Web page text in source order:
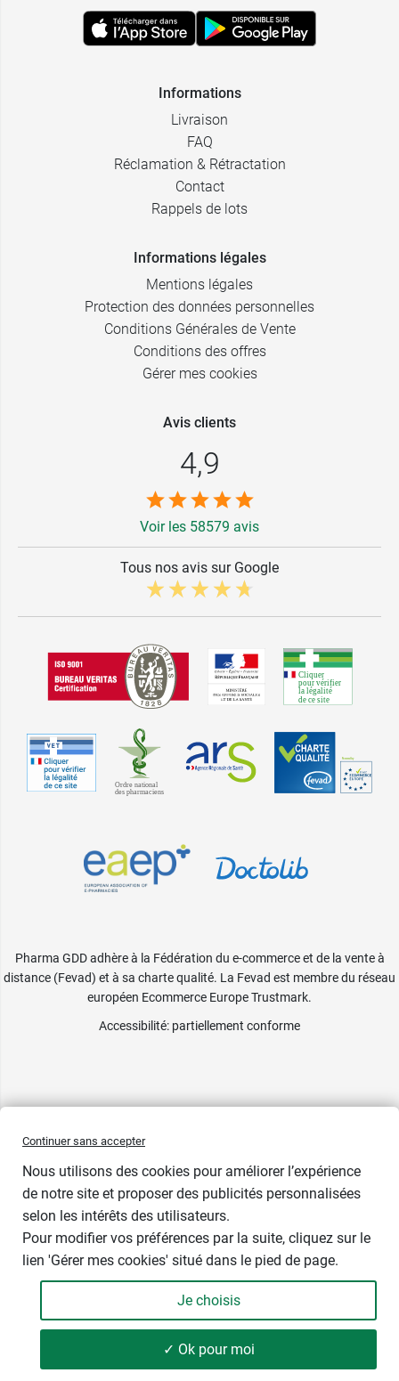
- +
Ajouter
Informations
Livraison
FAQ
Réclamation & Rétractation
Contact
Rappels de lots
Informations légales
Mentions légales
Protection des données personnelles
Conditions Générales de Vente
Conditions des offres
Gérer mes cookies
Avis clients
4,9
Voir les 58579 avis
Tous nos avis sur Google
Pharma GDD adhère à la Fédération du e-commerce et de la vente à
distance (Fevad) et à sa charte qualité. La Fevad est membre du réseau
européen Ecommerce Europe Trustmark.
Accessibilité: partiellement conforme
Continuer sans accepter
Nous utilisons des cookies pour améliorer l’expérience
de notre site et proposer des publicités personnalisées
selon les intérêts des utilisateurs.
Pour modifier vos préférences par la suite, cliquez sur le
lien 'Gérer mes cookies' situé dans le pied de page.
Je choisis
✓ Ok pour moi